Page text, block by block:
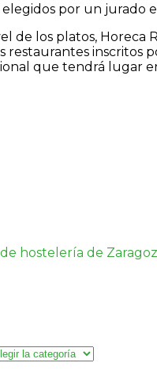
elegidos por un
de los platos,
restaurantes inscritos
que tendrá lugar
hostelería de